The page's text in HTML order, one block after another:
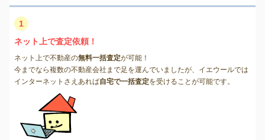
1
ネット上で査定依頼！
ネット上で不動産の無料一括査定が可能！
今までなら複数の不動産会社まで足を運んでいましたが、イエウールでは
インターネットさえあれば自宅で一括査定を受けることが可能です。